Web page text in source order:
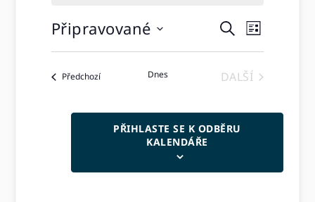
pro
událostí
HLEDATSEZNAM
Připravované
Vyberte
PředchozíUdálosti Dnes
DALŠÍ
PŘIHLASTE SE K ODBĚRU
KALENDÁŘE